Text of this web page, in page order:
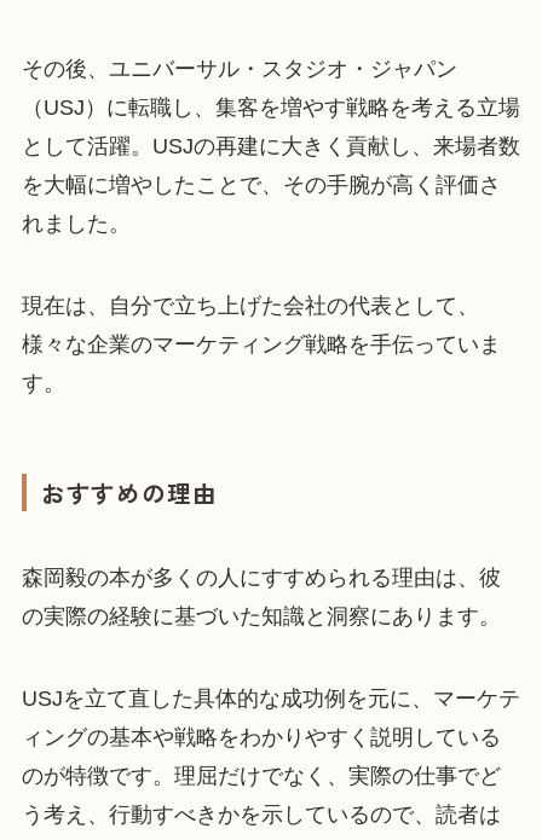
その後、ユニバーサル・スタジオ・ジャパン
（USJ）に転職し、集客を増やす戦略を考える立場
として活躍。USJの再建に大きく貢献し、来場者数
を大幅に増やしたことで、その手腕が高く評価さ
れました。
現在は、自分で立ち上げた会社の代表として、
様々な企業のマーケティング戦略を手伝っていま
す。
おすすめの理由
森岡毅の本が多くの人にすすめられる理由は、彼
の実際の経験に基づいた知識と洞察にあります。
USJを立て直した具体的な成功例を元に、マーケテ
ィングの基本や戦略をわかりやすく説明している
のが特徴です。理屈だけでなく、実際の仕事でど
う考え、行動すべきかを示しているので、読者は